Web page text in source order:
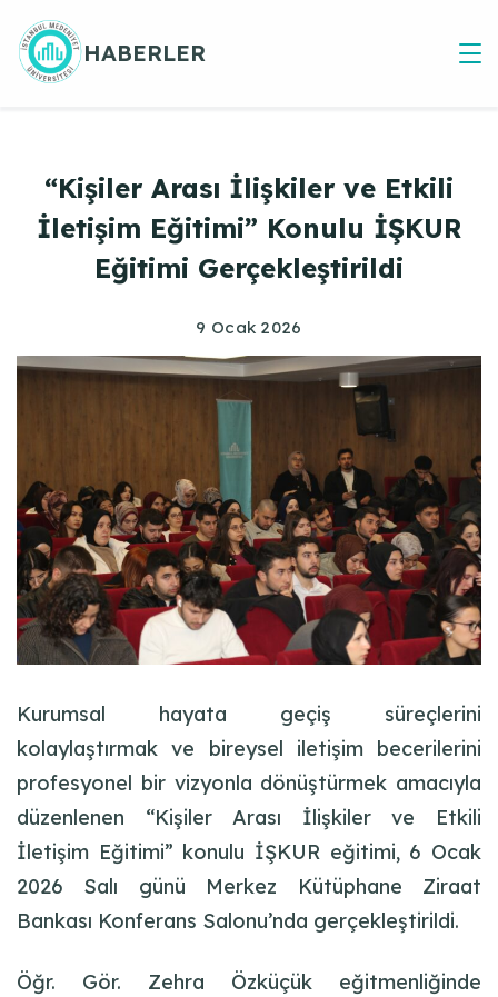
Skip
to
content
HABERLER
“Kişiler Arası İlişkiler ve Etkili
İletişim Eğitimi” Konulu İŞKUR
Eğitimi Gerçekleştirildi
9 Ocak 2026
Kurumsal hayata geçiş süreçlerini
kolaylaştırmak ve bireysel iletişim becerilerini
profesyonel bir vizyonla dönüştürmek amacıyla
düzenlenen “Kişiler Arası İlişkiler ve Etkili
İletişim Eğitimi” konulu İŞKUR eğitimi, 6 Ocak
2026 Salı günü Merkez Kütüphane Ziraat
Bankası Konferans Salonu’nda gerçekleştirildi.
Öğr. Gör. Zehra Özküçük eğitmenliğinde